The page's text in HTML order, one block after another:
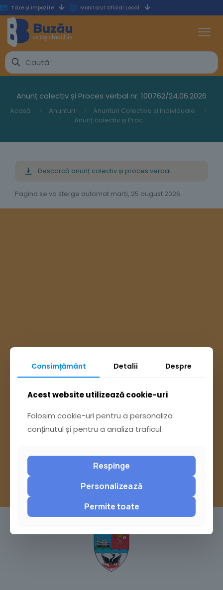
Taxe și impozite Monitorul Oficial Local
Anunț colectiv și Proces verbal nr. 100762/24.06.2026
Acasă Anunturi
Anunturi Colective și Individuale
Anunț colectiv și Proces verbal nr. 100762/24.06.2026
Descarcă anunț colectiv și proces verbal
Pagina se va șterge automat marți, 25 august 2026
Ai întrebări? Accesează
sau trimite o sesizare pe Buzău City
Consimțământ Detalii Despre
Acest website utilizează cookie-uri
Folosim cookie-uri pentru a personaliza
conținutul și pentru a analiza traficul.
Respinge
Personalizează
Permite toate